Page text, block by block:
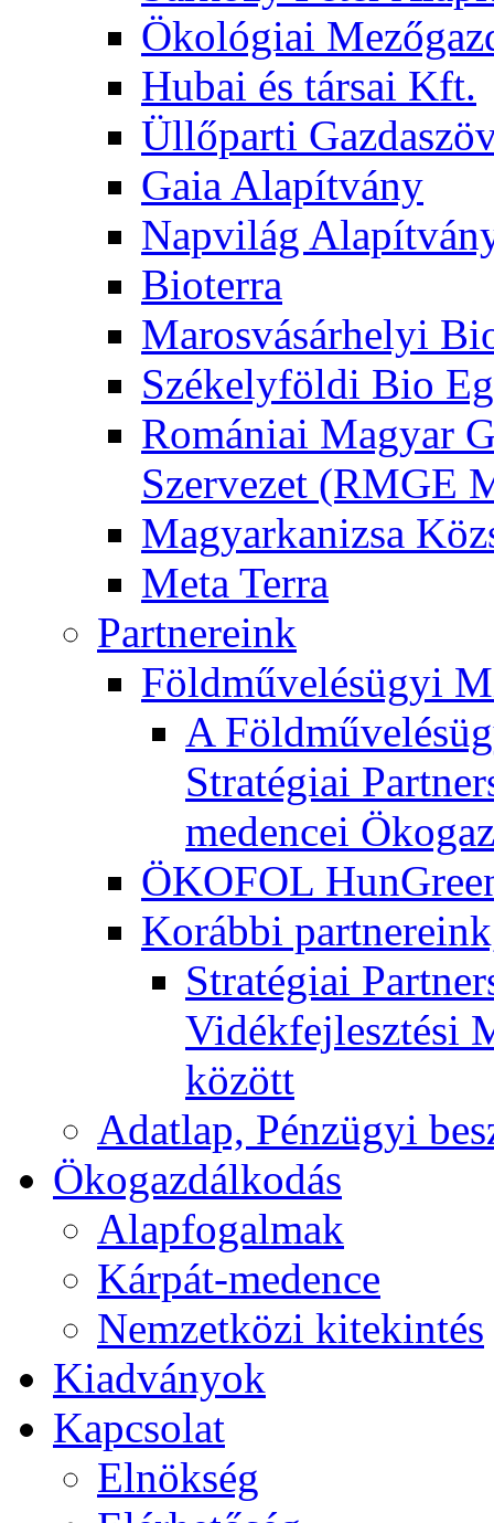
Ökológiai
Hubai és társai Kft.
Üllőparti
Gaia Alapítvány
Napvilág
Bioterra
Marosvásárhelyi
Székelyföldi Bio
Romániai Magyar
Szervezet (RMGE
Magyarkanizsa
Meta Terra
Partnereink
Földművelésügyi
A
Stratégiai
medencei
ÖKOFOL
Korábbi
Stratégiai
Vidékfejlesztési
között
Adatlap, Pénzügyi
Ökogazdálkodás
Alapfogalmak
Kárpát-medence
Nemzetközi kitekintés
Kiadványok
Kapcsolat
Elnökség